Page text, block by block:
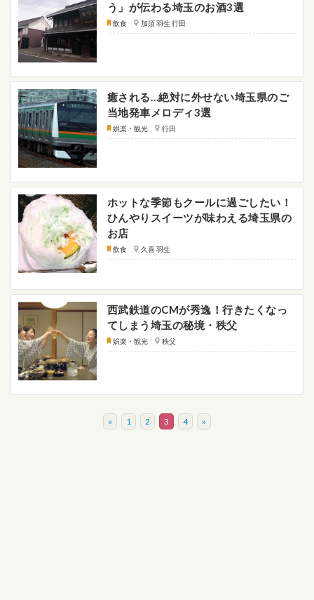
う」が伝わる埼玉のお酒3選
飲食 加須 羽生 行田
癒される…絶対に外せない埼玉県のご
当地発車メロディ3選
娯楽・観光 行田
ホットな季節もクールに過ごしたい！
ひんやりスイーツが味わえる埼玉県の
お店
飲食 久喜 羽生
西武鉄道のCMが秀逸！行きたくなっ
てしまう埼玉の秘境・秩父
娯楽・観光 秩父
« 1 2 3 4 »